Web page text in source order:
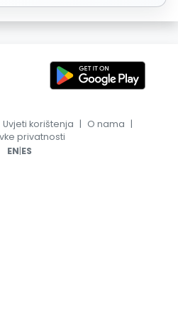
Uvjeti korištenja | O nama |
privatnosti
EN|ES